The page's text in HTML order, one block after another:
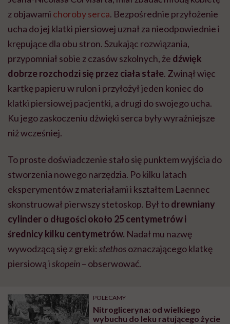
z objawami choroby serca. Bezpośrednie przyłożenie
ucha do jej klatki piersiowej uznał za nieodpowiednie i
krępujące dla obu stron. Szukając rozwiązania,
przypomniał sobie z czasów szkolnych, że dźwięk
dobrze rozchodzi się przez ciała stałe. Zwinął więc
kartkę papieru w rulon i przyłożył jeden koniec do
klatki piersiowej pacjentki, a drugi do swojego ucha.
Ku jego zaskoczeniu dźwięki serca były wyraźniejsze
niż wcześniej.
To proste doświadczenie stało się punktem wyjścia do
stworzenia nowego narzędzia. Po kilku latach
eksperymentów z materiałami i kształtem Laennec
skonstruował pierwszy stetoskop. Był todrewniany
cylinder o długości około 25 centymetrów i
średnicy kilku centymetrów. Nadał mu nazwę
wywodzącą się z greki: stethosoznaczającego klatkę
piersiową iskopein– obserwować.
POLECAMY
Nitrogliceryna: od wielkiego
wybuchu do leku ratującego życie